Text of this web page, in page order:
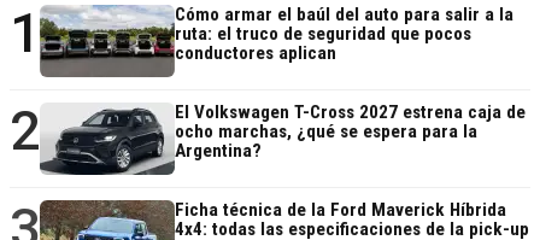
1
Cómo armar el baúl del auto para salir a la
ruta: el truco de seguridad que pocos
conductores aplican
2
El Volkswagen T-Cross 2027 estrena caja de
ocho marchas, ¿qué se espera para la
Argentina?
Ficha técnica de la Ford Maverick Híbrida
4x4: todas las especificaciones de la pick-up